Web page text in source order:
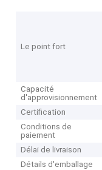
Le point fort
Capacité
d'approvisionnement
Certification
Conditions de
paiement
Délai de livraison
Détails d'emballage